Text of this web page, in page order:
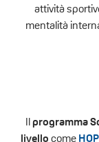
attività
mentalità
Ilprogramma
livellocome